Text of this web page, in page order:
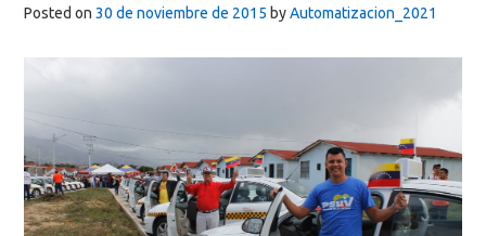
Posted on 30 de noviembre de 2015 byAutomatizacion_2021